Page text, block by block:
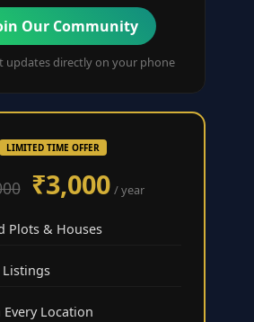
Our Community
updates directly on your phone
LIMITED TIME OFFER
₹3,000 / year
Plots & Houses
Listings
Location